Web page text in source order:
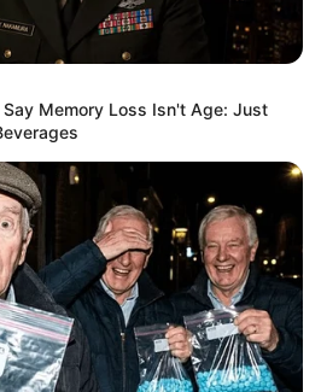
Memory Loss Isn't Age: Just